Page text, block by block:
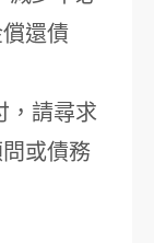
還債
，請尋求
或債務